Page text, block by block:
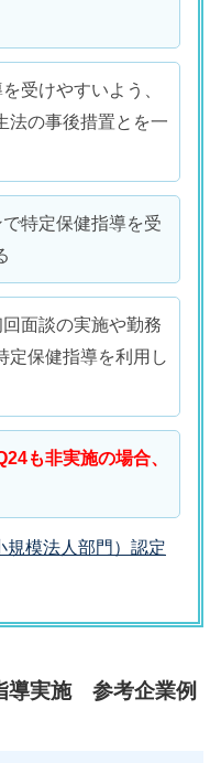
受けやすいよう、
法の事後措置とを一
特定保健指導を受
面談の実施や勤務
定保健指導を利用し
も非実施の場合、
規模法人部門）認定
導実施 参考企業例